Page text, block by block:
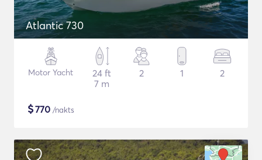
Atlantic 730
Motor Yacht
24 ft
7 m
2 1 2
$770 /nakts